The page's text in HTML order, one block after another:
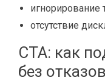
игнорирование
отсутствие
CTA: как
без отказов